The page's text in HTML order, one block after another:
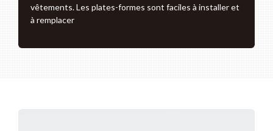
vêtements. Les plates-formes sont faciles à installer et
à remplacer